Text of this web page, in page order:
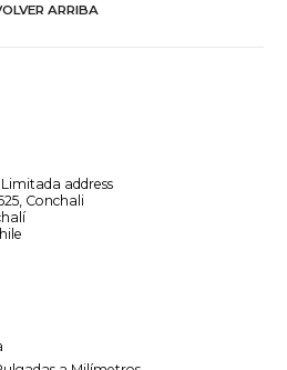
ARRIBA
address
Conchali